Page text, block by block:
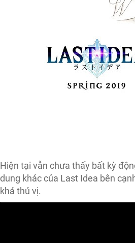
Hiện tại vẫn chưa thấy bất kỳ
dung khác của Last Idea bên
khá thú vị.